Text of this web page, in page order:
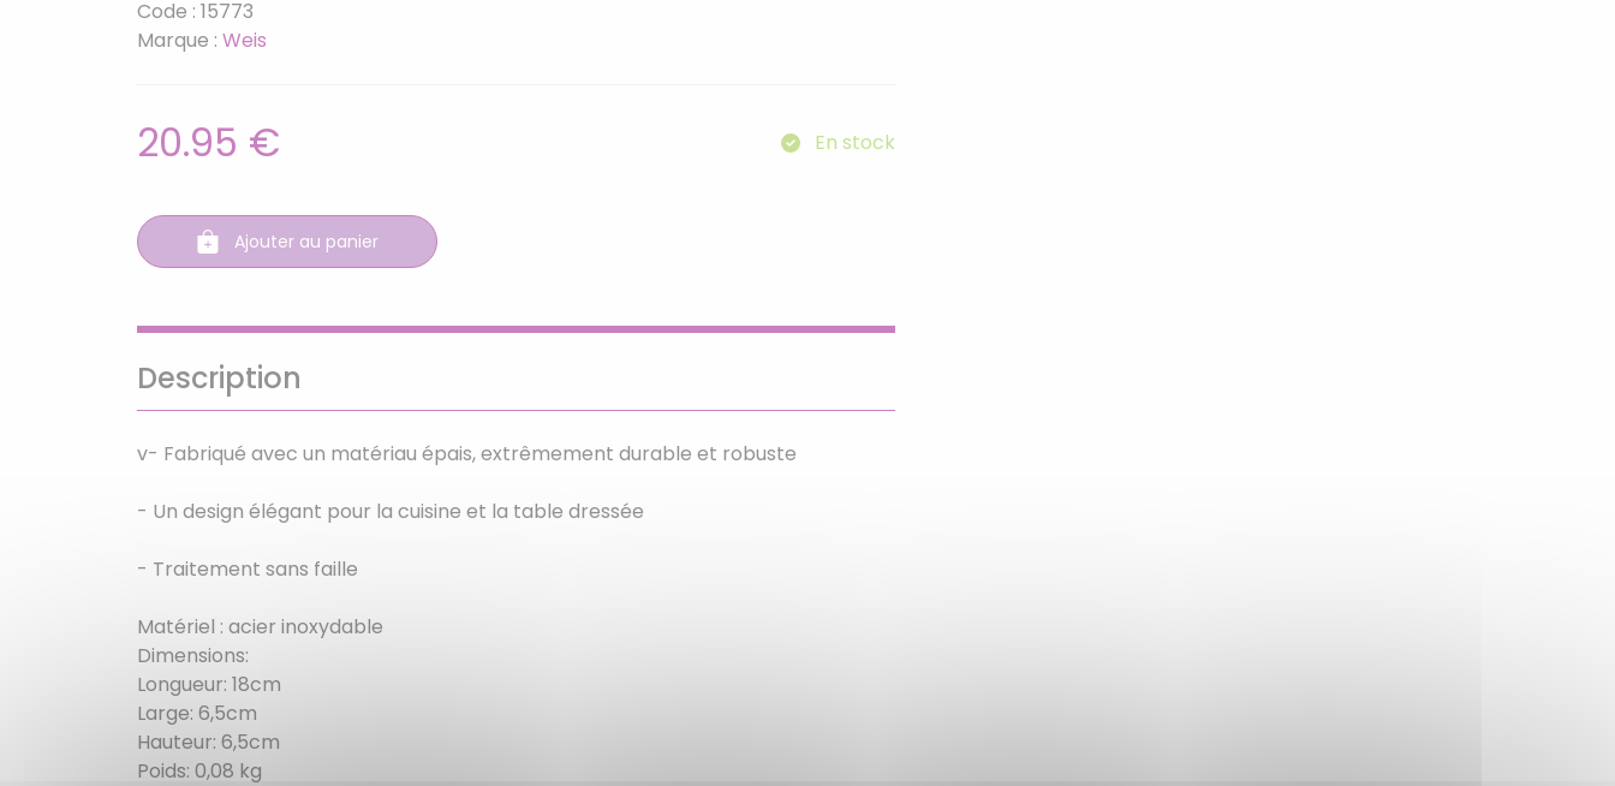
Code : 15773
Marque : Weis
20.95 € En stock
Ajouter au panier
Description
v- Fabriqué avec un matériau épais, extrêmement durable et robuste
- Un design élégant pour la cuisine et la table dressée
- Traitement sans faille
Matériel : acier inoxydable
Dimensions:
Longueur: 18cm
Large: 6,5cm
Hauteur: 6,5cm
Poids: 0,08 kg